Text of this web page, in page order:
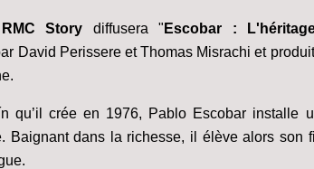
RMC Story diffusera " Escobar :
David Perissere et Thomas Misrachi et
qu’il crée en 1976, Pablo Escobar installe
Baignant dans la richesse, il élève alors son